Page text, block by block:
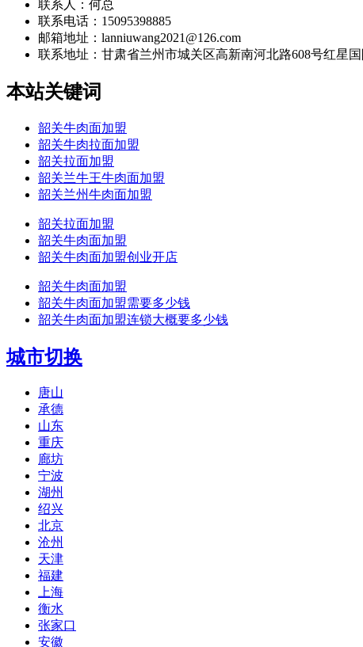
联系人：何总
联系电话：15095398885
邮箱地址：lanniuwang2021@126.com
联系地址： 甘肃省兰州市城关区高新南河北路608号红星国
本站关键词
韶关牛肉面加盟
韶关牛肉拉面加盟
韶关拉面加盟
韶关兰牛王牛肉面加盟
韶关兰州牛肉面加盟
韶关拉面加盟
韶关牛肉面加盟
韶关牛肉面加盟创业开店
韶关牛肉面加盟
韶关牛肉面加盟需要多少钱
韶关牛肉面加盟连锁大概要多少钱
城市切换
唐山
承德
山东
重庆
廊坊
宁波
湖州
绍兴
北京
沧州
天津
福建
上海
衡水
张家口
安徽